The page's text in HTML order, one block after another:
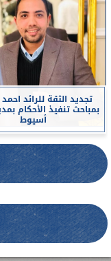
تجديد الثقة للرائد
بمباحث تنفيذ الأحكام
أسيوط